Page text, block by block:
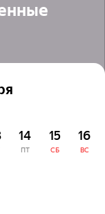
14
ПТ
15
СБ
16
ВС